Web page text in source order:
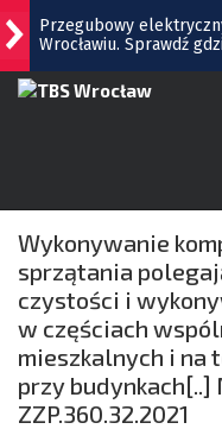
Wrocławiu. Sprawdź
Tysiące Wrocławian
[GALERIA ZDJĘĆ]
Sparta wygrała na
cieszyli się kibice
We Wrocławiu
kompetencjami
Wykonywanie
sprzątania
czystości i
w częściach
mieszkalnych i na
przy
ZZP.360.32.2021